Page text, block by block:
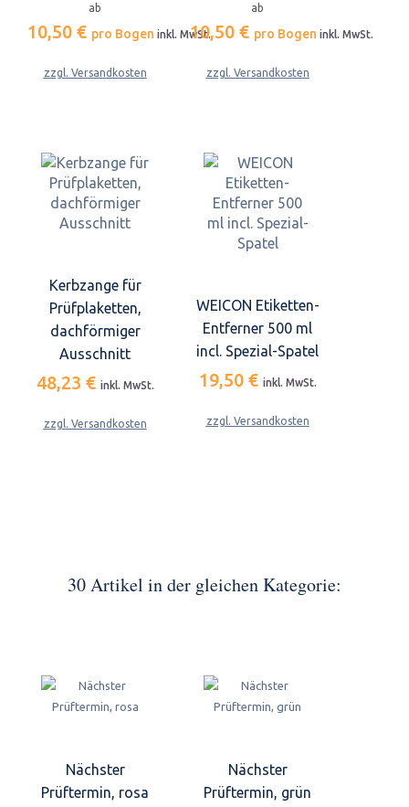
ab
10,50 € pro Bogen inkl. MwSt.
zzgl. Versandkosten
ab
10,50 € pro Bogen inkl. MwSt.
zzgl. Versandkosten
Kerbzange für
Prüfplaketten,
dachförmiger
Ausschnitt
48,23 € inkl. MwSt.
zzgl. Versandkosten
WEICON Etiketten-
Entferner 500 ml
incl. Spezial-Spatel
19,50 € inkl. MwSt.
zzgl. Versandkosten
30 Artikel in der gleichen Kategorie:
Nächster
Prüftermin, rosa
Nächster
Prüftermin, grün